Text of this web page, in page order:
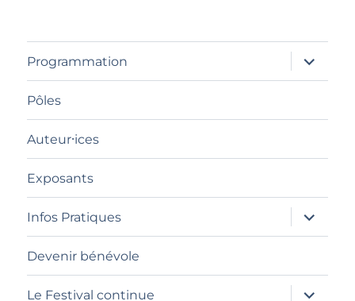
Programmation
ouvrir
le
sous-
Pôles
Auteur⸱ices
Exposants
Infos Pratiques
ouvrir
le
sous-
Devenir bénévole
Le Festival continue
ouvrir